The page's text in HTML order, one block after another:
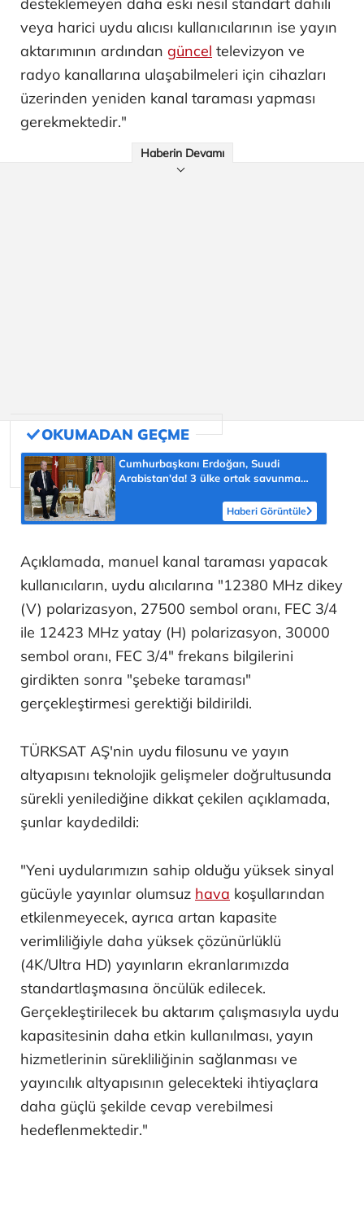
desteklemeyen daha eski nesil standart dahili
veya harici uydu alıcısı kullanıcılarının ise yayın
aktarımının ardından güncel televizyon ve
radyo kanallarına ulaşabilmeleri için cihazları
üzerinden yeniden kanal taraması yapması
gerekmektedir."
Haberin Devamı
Cumhurbaşkanı Erdoğan, Suudi
Arabistan'da! 3 ülke ortak savunma
Haberi Görüntüle
Açıklamada, manuel kanal taraması yapacak
kullanıcıların, uydu alıcılarına "12380 MHz dikey
(V) polarizasyon, 27500 sembol oranı, FEC 3/4
ile 12423 MHz yatay (H) polarizasyon, 30000
sembol oranı, FEC 3/4" frekans bilgilerini
girdikten sonra "şebeke taraması"
gerçekleştirmesi gerektiği bildirildi.
TÜRKSAT AŞ'nin uydu filosunu ve yayın
altyapısını teknolojik gelişmeler doğrultusunda
sürekli yenilediğine dikkat çekilen açıklamada,
şunlar kaydedildi:
"Yeni uydularımızın sahip olduğu yüksek sinyal
gücüyle yayınlar olumsuz hava koşullarından
etkilenmeyecek, ayrıca artan kapasite
verimliliğiyle daha yüksek çözünürlüklü
(4K/Ultra HD) yayınların ekranlarımızda
standartlaşmasına öncülük edilecek.
Gerçekleştirilecek bu aktarım çalışmasıyla uydu
kapasitesinin daha etkin kullanılması, yayın
hizmetlerinin sürekliliğinin sağlanması ve
yayıncılık altyapısının gelecekteki ihtiyaçlara
daha güçlü şekilde cevap verebilmesi
hedeflenmektedir."